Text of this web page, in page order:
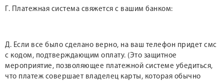
Г. Платежная система свяжется с вашим банком:
Д. Если все было сделано верно, на ваш телефон придет смс
с кодом, подтверждающим оплату. (Это защитное
мероприятие, позволяющее платежной системе убедиться,
что платеж совершает владелец карты, которая обычно